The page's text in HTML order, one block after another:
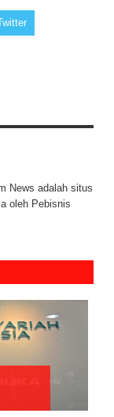
News adalah situs
oleh Pebisnis